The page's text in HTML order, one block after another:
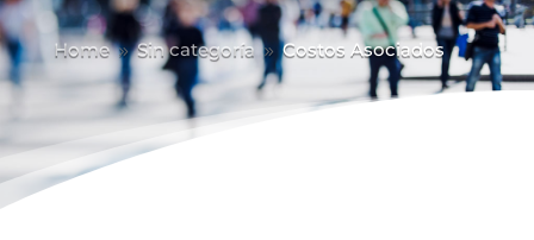
Home 9 Sin categoría 9 Costos Asociados